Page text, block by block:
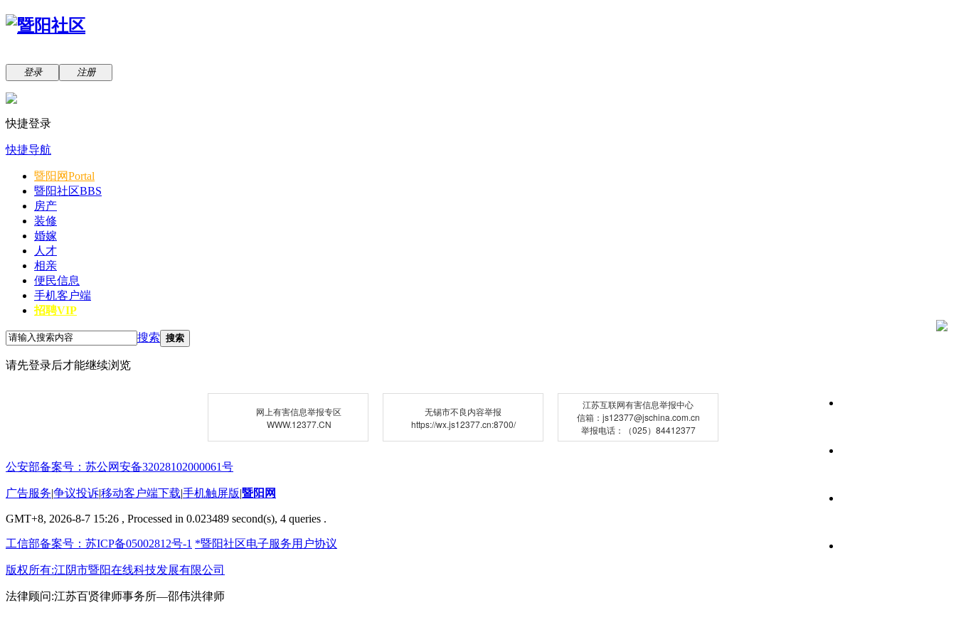
登录 注册
快捷登录
快捷导航
暨阳网Portal
暨阳社区BBS
房产
装修
婚嫁
人才
相亲
便民信息
手机客户端
招聘VIP
搜索 搜索
请先登录后才能继续浏览
网上有害信息举报专区
WWW.12377.CN
无锡市不良内容举报
https://wx.js12377.cn:8700/
江苏互联网有害信息举报中心
信箱：js12377@jschina.com.cn
举报电话：（025）84412377
公安部备案号：苏公网安备32028102000061号
广告服务|争议投诉|移动客户端下载|手机触屏版|暨阳网
GMT+8, 2026-8-7 15:26 , Processed in 0.023489 second(s), 4 queries .
工信部备案号：苏ICP备05002812号-1 *暨阳社区电子服务用户协议
版权所有:江阴市暨阳在线科技发展有限公司
法律顾问:江苏百贤律师事务所—邵伟洪律师